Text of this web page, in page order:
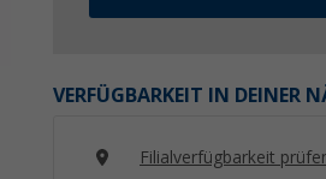
VERFÜGBARKEIT IN DEINER
Filialverfügbarkeit